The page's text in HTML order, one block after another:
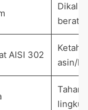
berat
AISI 302
asin/
Tahan